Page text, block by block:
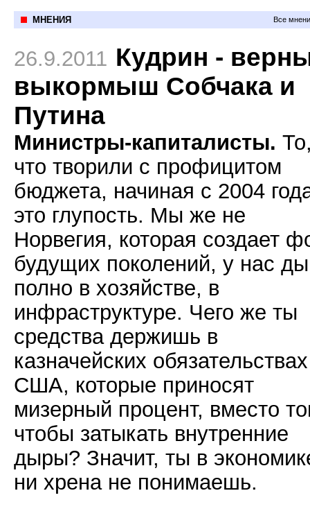
МНЕНИЯ Все
26.9.2011 Кудрин -
выкормыш Собчака и
Путина
Министры-капиталисты.
что творили с профицитом
бюджета, начиная с 2004
это глупость. Мы же не
Норвегия, которая создает
будущих поколений, у нас
полно в хозяйстве, в
инфраструктуре. Чего же ты
средства держишь в
казначейских обязательствах
США, которые приносят
мизерный процент, вместо
чтобы затыкать внутренние
дыры? Значит, ты в
ни хрена не понимаешь.